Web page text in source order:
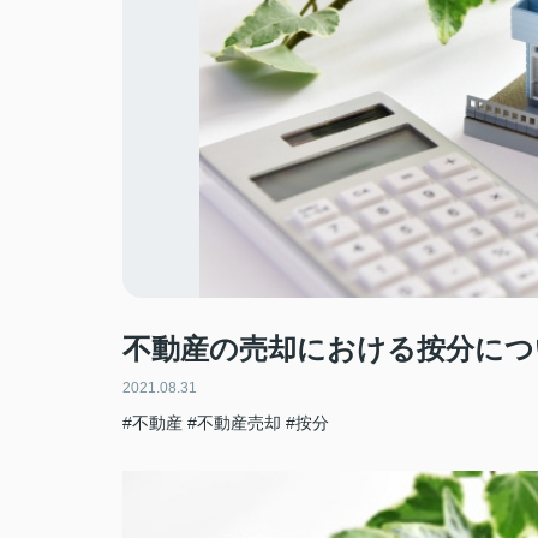
不動産の売却における按分に
2021.08.31
#不動産 #不動産売却 #按分